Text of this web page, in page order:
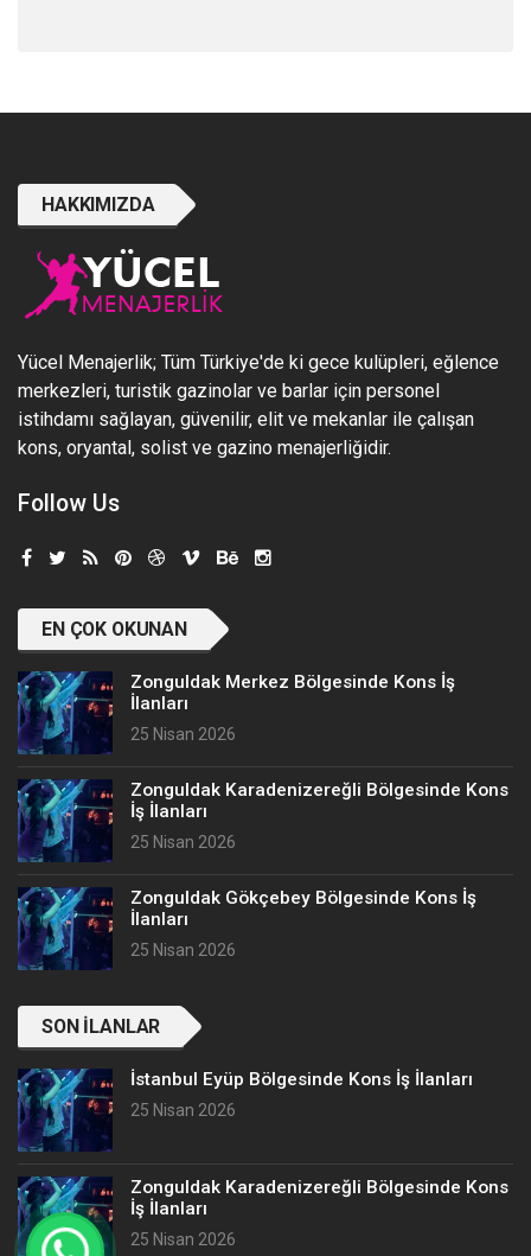
HAKKIMIZDA
Yücel Menajerlik; Tüm Türkiye'de ki gece kulüpleri, eğlence
merkezleri, turistik gazinolar ve barlar için personel
istihdamı sağlayan, güvenilir, elit ve mekanlar ile çalışan
kons, oryantal, solist ve gazino menajerliğidir.
Follow Us
EN ÇOK OKUNAN
Zonguldak Merkez Bölgesinde Kons İş
İlanları
25 Nisan 2026
Zonguldak Karadenizereğli Bölgesinde Kons
İş İlanları
25 Nisan 2026
Zonguldak Gökçebey Bölgesinde Kons İş
İlanları
25 Nisan 2026
SON İLANLAR
İstanbul Eyüp Bölgesinde Kons İş İlanları
25 Nisan 2026
Zonguldak Karadenizereğli Bölgesinde Kons
İş İlanları
25 Nisan 2026